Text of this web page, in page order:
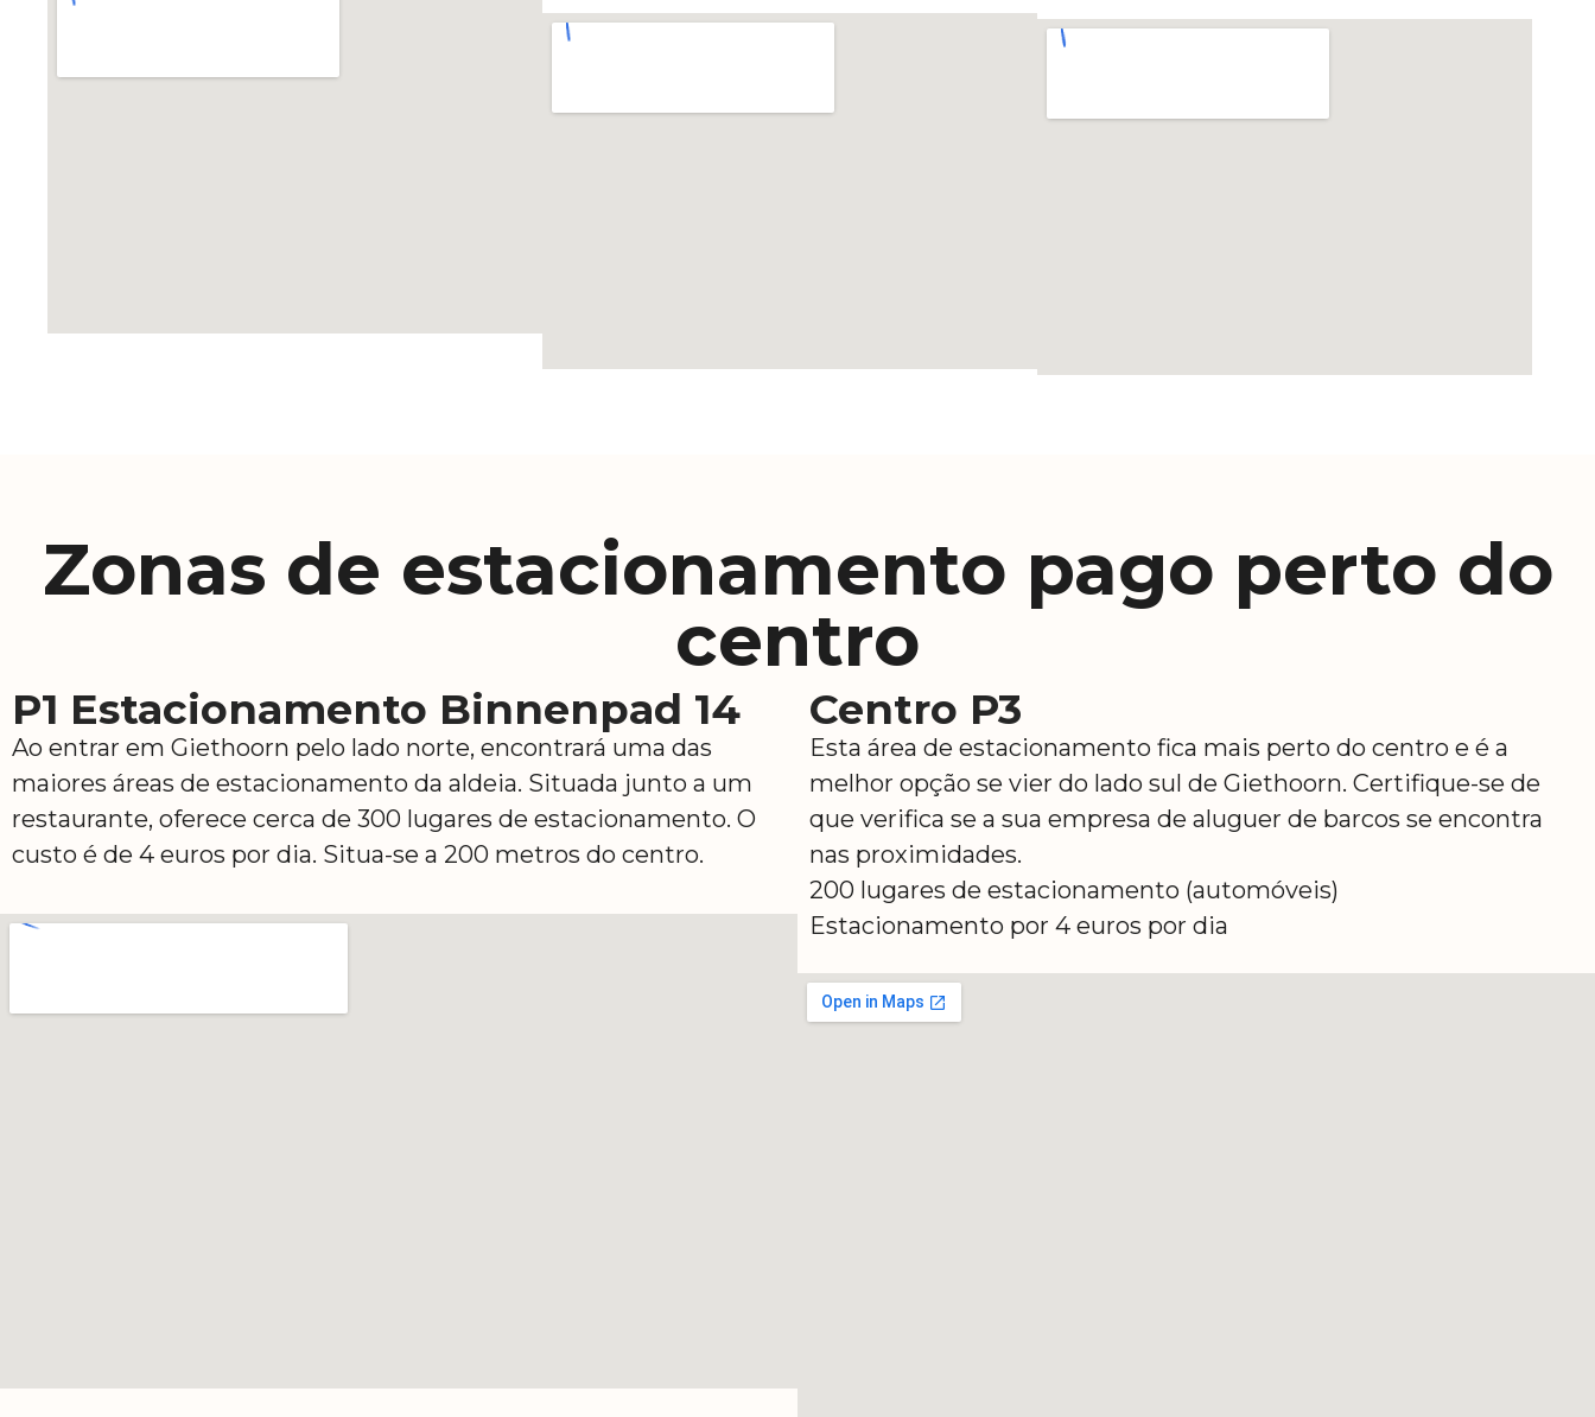
Zonas de estacionamento pago perto do
centro
P1 Estacionamento Binnenpad 14
Ao entrar em Giethoorn pelo lado norte, encontrará uma das
maiores áreas de estacionamento da aldeia. Situada junto a um
restaurante, oferece cerca de 300 lugares de estacionamento. O
custo é de 4 euros por dia. Situa-se a 200 metros do centro.
Centro P3
Esta área de estacionamento fica mais perto do centro e é a
melhor opção se vier do lado sul de Giethoorn. Certifique-se de
que verifica se a sua empresa de aluguer de barcos se encontra
nas proximidades.
200 lugares de estacionamento (automóveis)
Estacionamento por 4 euros por dia